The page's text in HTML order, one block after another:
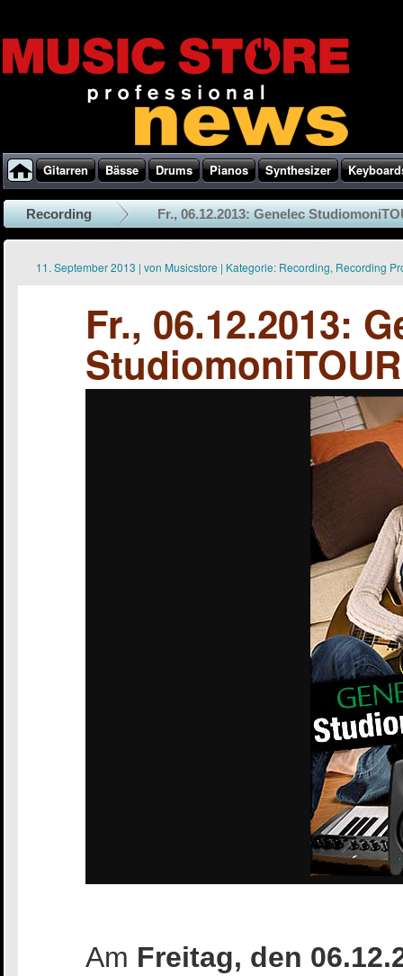
Gitarren Bässe Drums Pianos Synthesizer
Recording Fr., 06.12.2013: Genelec
11. September 2013 | von Musicstore | Kategorie: Recording, Recording
Fr., 06.12.2013:
Am Freitag, den